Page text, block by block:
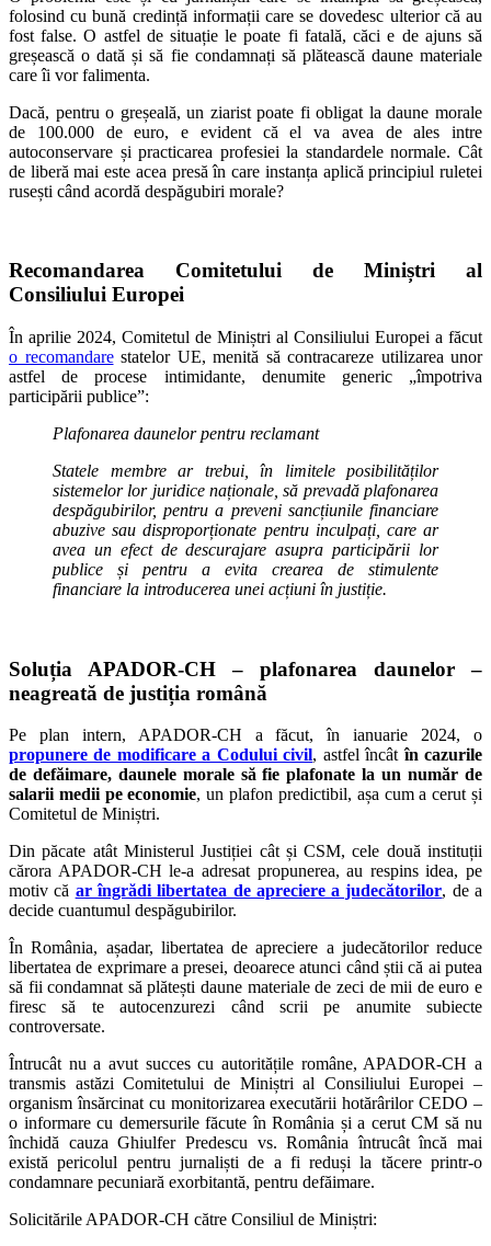
folosind cu bună credință informații care se dovedesc ulterior că au
fost false. O astfel de situație le poate fi fatală, căci e de ajuns să
greșească o dată și să fie condamnați să plătească daune materiale
care îi vor falimenta.
Dacă, pentru o greșeală, un ziarist poate fi obligat la daune morale
de 100.000 de euro, e evident că el va avea de ales intre
autoconservare și practicarea profesiei la standardele normale. Cât
de liberă mai este acea presă în care instanța aplică principiul ruletei
rusești când acordă despăgubiri morale?
Recomandarea Comitetului de Miniștri al
Consiliului Europei
În aprilie 2024, Comitetul de Miniștri al Consiliului Europei a făcut
o recomandarestatelor UE, menită să contracareze utilizarea unor
astfel de procese intimidante, denumite generic „împotriva
participării publice”:
Plafonarea daunelor pentru reclamant
Statele membre ar trebui, în limitele posibilităților
sistemelor lor juridice naționale, să prevadă plafonarea
despăgubirilor, pentru a preveni sancțiunile financiare
abuzive sau disproporționate pentru inculpați, care ar
avea un efect de descurajare asupra participării lor
publice și pentru a evita crearea de stimulente
financiare la introducerea unei acțiuni în justiție.
Soluția APADOR-CH – plafonarea daunelor –
neagreată de justiția română
Pe plan intern, APADOR-CH a făcut, în ianuarie 2024, o
propunere de modificare a Codului civil, astfel încâtîn cazurile
de defăimare, daunele morale să fie plafonate la un număr de
salarii medii pe economie, un plafon predictibil, așa cum a cerut și
Comitetul de Miniștri.
Din păcate atât Ministerul Justiției cât și CSM, cele două instituții
cărora APADOR-CH le-a adresat propunerea, au respins idea, pe
motiv că ar îngrădi libertatea de apreciere a judecătorilor, de a
decide cuantumul despăgubirilor.
În România, așadar, libertatea de apreciere a judecătorilor reduce
libertatea de exprimare a presei, deoarece atunci când știi că ai putea
să fii condamnat să plătești daune materiale de zeci de mii de euro e
firesc să te autocenzurezi când scrii pe anumite subiecte
controversate.
Întrucât nu a avut succes cu autoritățile române, APADOR-CH a
transmis astăzi Comitetului de Miniștri al Consiliului Europei –
organism însărcinat cu monitorizarea executării hotărârilor CEDO –
o informare cu demersurile făcute în România și a cerut CM să nu
închidă cauza Ghiulfer Predescu vs. România întrucât încă mai
există pericolul pentru jurnaliști de a fi reduși la tăcere printr-o
condamnare pecuniară exorbitantă, pentru defăimare.
Solicitările APADOR-CH către Consiliul de Miniștri: